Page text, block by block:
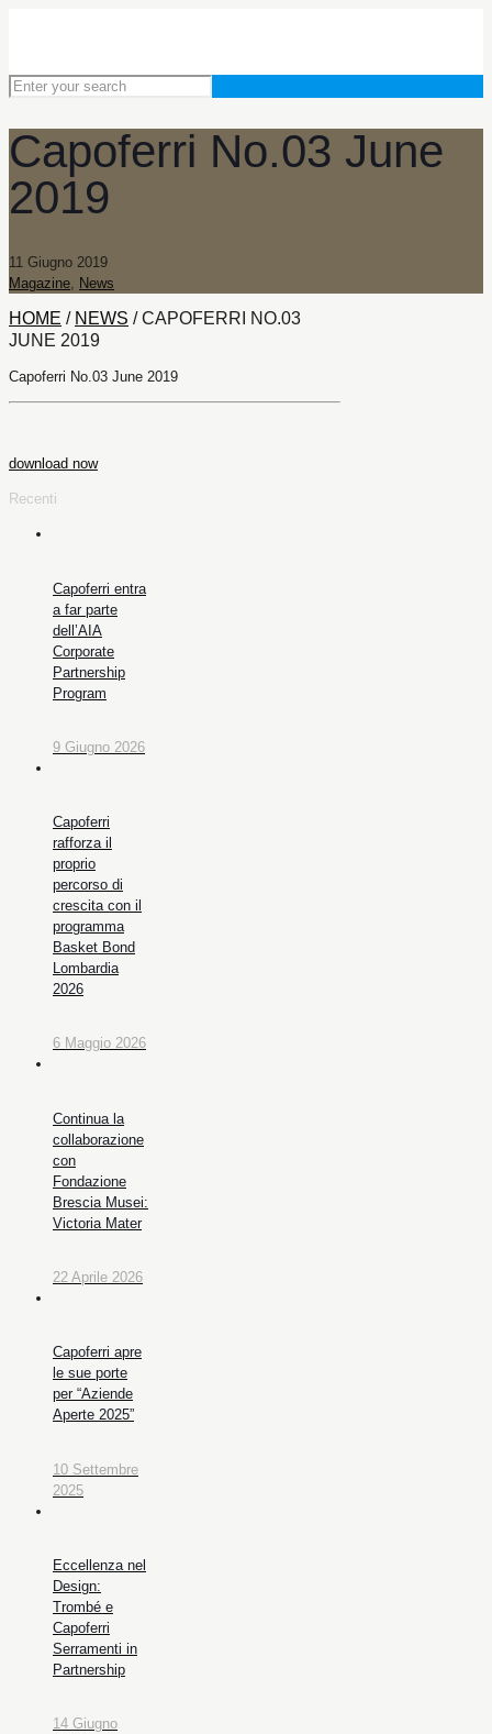
Capoferri No.03 June
2019
11 Giugno 2019
Magazine, News
HOME / NEWS /CAPOFERRI NO.03
JUNE 2019
Capoferri No.03 June 2019
download now
Recenti
Capoferri entra
a far parte
dell’AIA
Corporate
Partnership
Program
9 Giugno 2026
Capoferri
rafforza il
proprio
percorso di
crescita con il
programma
Basket Bond
Lombardia
2026
6 Maggio 2026
Continua la
collaborazione
con
Fondazione
Brescia Musei:
Victoria Mater
22 Aprile 2026
Capoferri apre
le sue porte
per “Aziende
Aperte 2025”
10 Settembre
2025
Eccellenza nel
Design:
Trombé e
Capoferri
Serramenti in
Partnership
14 Giugno